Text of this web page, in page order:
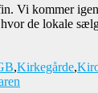
Vi kommer
hvor de lokale
,Kirkegårde,